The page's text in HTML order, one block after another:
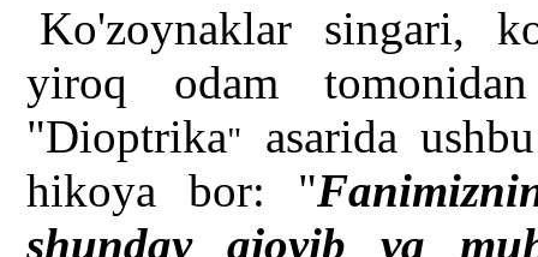
Ko'zoynaklar singari,
yiroq odam
"Dioptrika"
asarida
hikoya bor: "
shunday ajoyib va